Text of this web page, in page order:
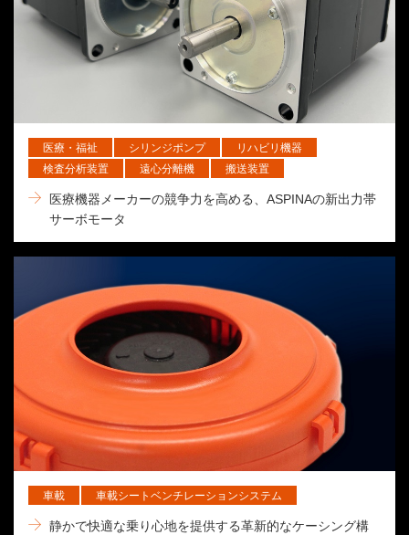
医療・福祉 シリンジポンプ
リハビリ機器
検査分析装置
遠心分離機 搬送装置
医療機器メーカーの競争力を高める、ASPINAの新出力帯
サーボモータ
車載 車載シートベンチレーションシステム
静かで快適な乗り心地を提供する革新的なケーシング構